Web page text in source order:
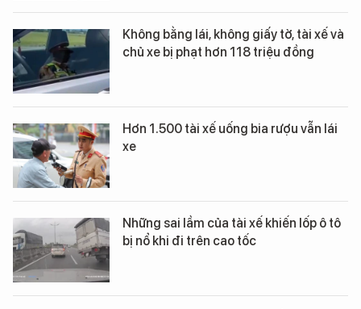
Không bằng lái, không giấy tờ, tài xế và
chủ xe bị phạt hơn 118 triệu đồng
Hơn 1.500 tài xế uống bia rượu vẫn lái
xe
Những sai lầm của tài xế khiến lốp ô tô
bị nổ khi đi trên cao tốc